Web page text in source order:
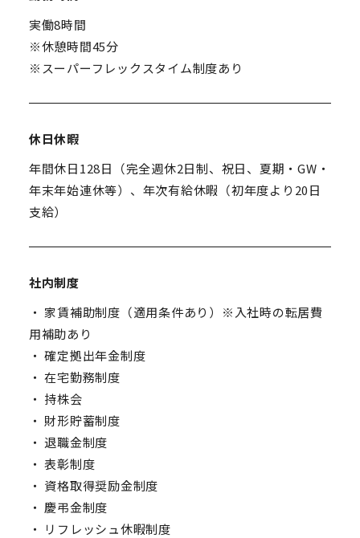
実働8時間
※休憩時間45分
※スーパーフレックスタイム制度あり
休日休暇
年間休日128日（完全週休2日制、祝日、夏期・GW・
年末年始連休等）、年次有給休暇（初年度より20日
支給）
社内制度
・ 家賃補助制度（適用条件あり）※入社時の転居費
用補助あり
・ 確定拠出年金制度
・ 在宅勤務制度
・ 持株会
・ 財形貯蓄制度
・ 退職金制度
・ 表彰制度
・ 資格取得奨励金制度
・ 慶弔金制度
・ リフレッシュ休暇制度